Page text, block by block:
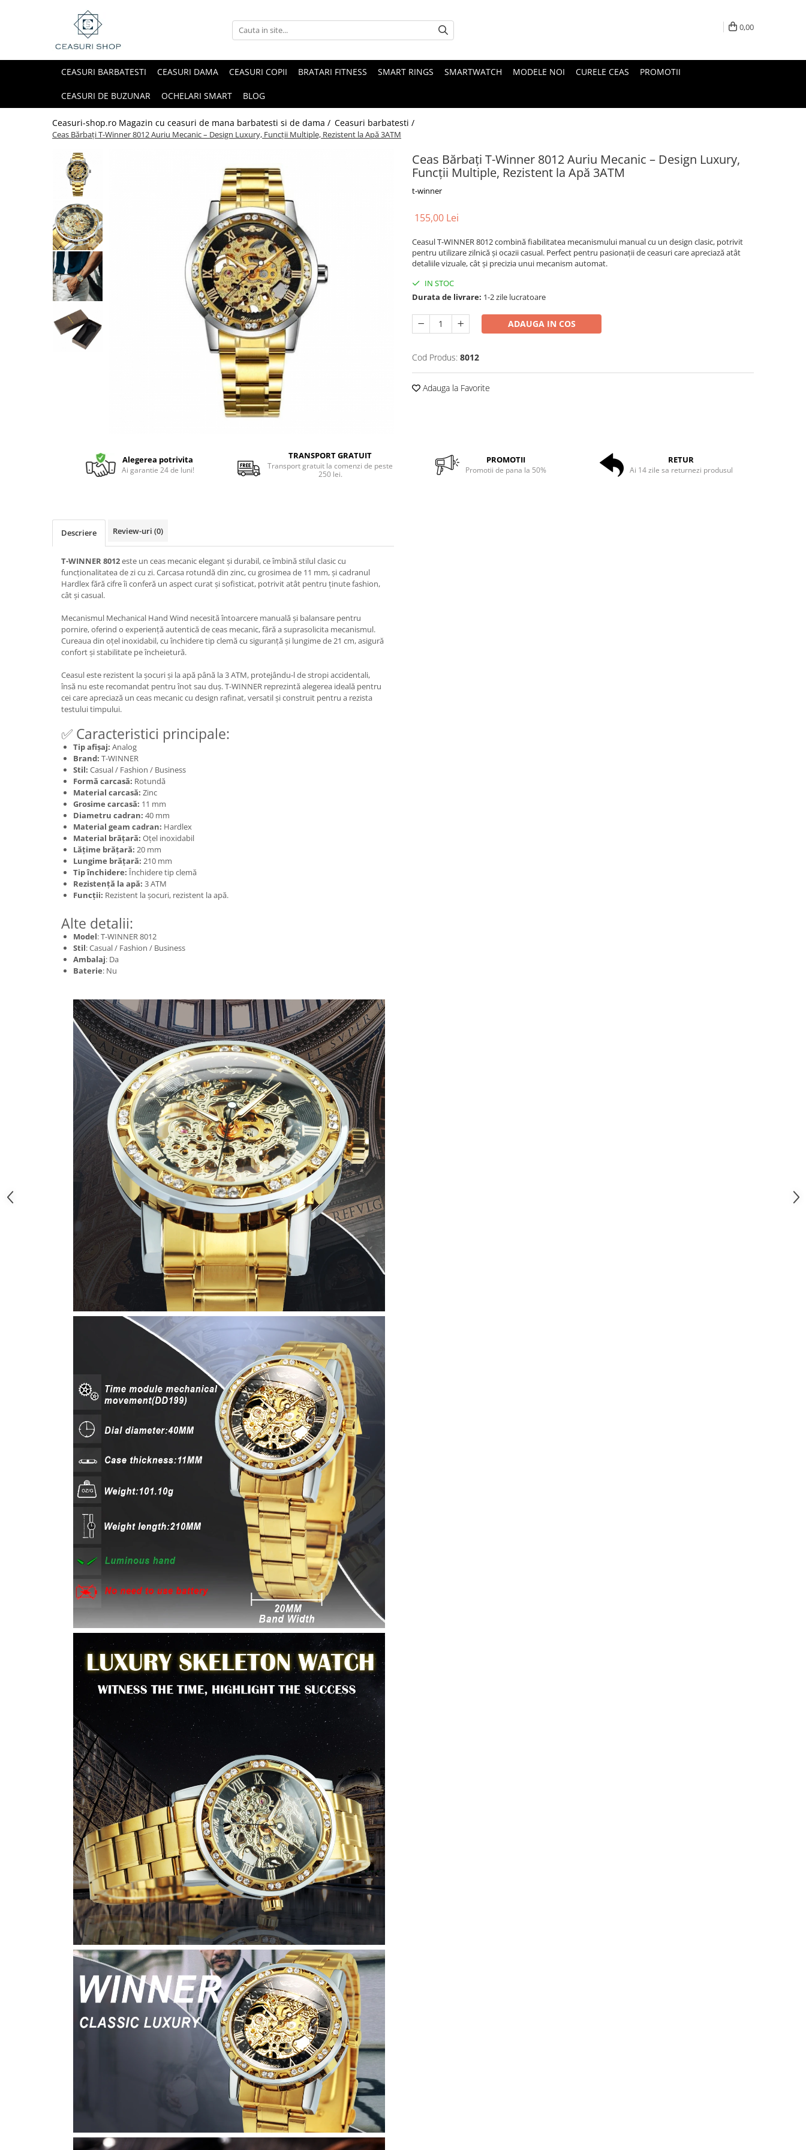
0,00
CEASURI BARBATESTI CEASURI DAMA CEASURI COPII BRATARI FITNESS SMART RINGS SMARTWATCH MODELE NOI CURELE CEAS PROMOTII
CEASURI DE BUZUNAR OCHELARI SMART BLOG
Ceasuri-shop.ro Magazin cu ceasuri de mana barbatesti si de dama / Ceasuri barbatesti /
Ceas Bărbați T-Winner 8012 Auriu Mecanic – Design Luxury, Funcții Multiple, Rezistent la Apă 3ATM
Ceas Bărbați T-Winner 8012 Auriu Mecanic – Design Luxury,
Funcții Multiple, Rezistent la Apă 3ATM
t-winner
155,00 Lei
Ceasul T-WINNER 8012 combină fiabilitatea mecanismului manual cu un design clasic, potrivit
pentru utilizare zilnică și ocazii casual. Perfect pentru pasionații de ceasuri care apreciază atât
detaliile vizuale, cât și precizia unui mecanism automat.
IN STOC
Durata de livrare: 1-2 zile lucratoare
ADAUGA IN COS
Cod Produs: 8012
Adauga la Favorite
Alegerea potrivita
Ai garantie 24 de luni!
TRANSPORT GRATUIT
Transport gratuit la comenzi de peste
250 lei.
PROMOTII
Promotii de pana la 50%
RETUR
Ai 14 zile sa returnezi produsul
Descriere Review-uri (0)
T-WINNER 8012este un ceas mecanic elegant și durabil, ce îmbină stilul clasic cu
funcționalitatea de zi cu zi. Carcasa rotundă din zinc, cu grosimea de 11 mm, și cadranul
Hardlex fără cifre îi conferă un aspect curat și sofisticat, potrivit atât pentru ținute fashion,
cât și casual.
Mecanismul Mechanical Hand Wind necesită întoarcere manuală și balansare pentru
pornire, oferind o experiență autentică de ceas mecanic, fără a suprasolicita mecanismul.
Cureaua din oțel inoxidabil, cu închidere tip clemă cu siguranță și lungime de 21 cm, asigură
confort și stabilitate pe încheietură.
Ceasul este rezistent la șocuri și la apă până la 3 ATM, protejându-l de stropi accidentali,
însă nu este recomandat pentru înot sau duș. T-WINNER reprezintă alegerea ideală pentru
cei care apreciază un ceas mecanic cu design rafinat, versatil și construit pentru a rezista
testului timpului.
✅ Caracteristici principale:
Tip afișaj: Analog
Brand: T-WINNER
Stil: Casual / Fashion / Business
Formă carcasă: Rotundă
Material carcasă: Zinc
Grosime carcasă: 11 mm
Diametru cadran: 40 mm
Material geam cadran: Hardlex
Material brățară: Oțel inoxidabil
Lățime brățară: 20 mm
Lungime brățară: 210 mm
Tip închidere: Închidere tip clemă
Rezistență la apă: 3 ATM
Funcții: Rezistent la șocuri, rezistent la apă.
Alte detalii:
Model: T-WINNER 8012
Stil: Casual / Fashion / Business
Ambalaj: Da
Baterie: Nu